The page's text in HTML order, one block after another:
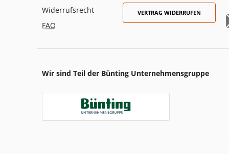
Widerrufsrecht
FAQ
VERTRAG WIDERRUFEN
Wir sind Teil der Bünting Unternehmensgruppe